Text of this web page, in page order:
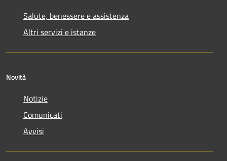
Salute, benessere e assistenza
Altri servizi e istanze
Novità
Notizie
Comunicati
Avvisi